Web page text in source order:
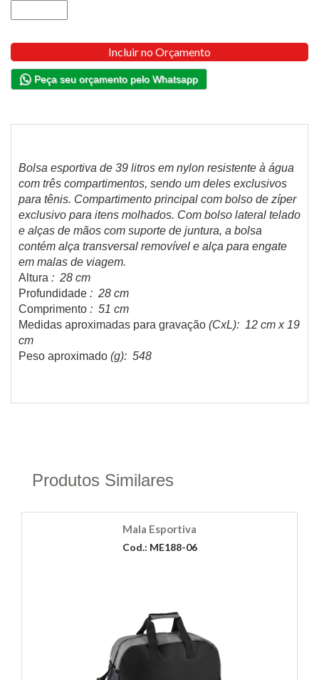
Incluir no Orçamento
Peça seu orçamento pelo Whatsapp
Bolsa esportiva de 39 litros em nylon resistente à água
com três compartimentos, sendo um deles exclusivos
para tênis. Compartimento principal com bolso de zíper
exclusivo para itens molhados. Com bolso lateral telado
e alças de mãos com suporte de juntura, a bolsa
contém alça transversal removível e alça para engate
em malas de viagem.
Altura : 28 cm
Profundidade : 28 cm
Comprimento : 51 cm
Medidas aproximadas para gravação (CxL): 12 cm x 19
cm
Peso aproximado (g): 548
Produtos Similares
Mala Esportiva
Cod.: ME188-06